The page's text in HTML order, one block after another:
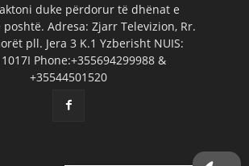
duke përdorur të dhënat e
Adresa: Zjarr Televizion, Rr.
pll. Jera 3 K.1 Yzberisht NUIS:
Phone:+355694299988 &
+35544501520